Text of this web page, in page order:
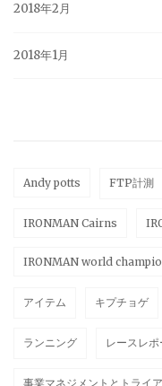
2018年2月
2018年1月
Andy potts FTP計測
IRONMAN Cairns
IRONMAN world
アイテム キプチョゲ
ランニング レースレポ
事業マネジメントとトライ